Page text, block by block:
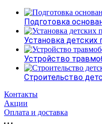
Подготовка
Установка детских
Устройство
Строительство
Контакты
Акции
Оплата и доставка